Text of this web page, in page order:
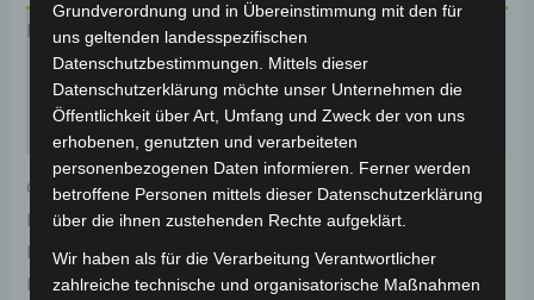
Beschreibung
Produktsicherheit
Original-Ersatzteil für den Elektro-Scooter VS2.
Hydraulische vordere bremse-set für optimale
Funktionalität und Haltbarkeit. Weitere
Informationen zum Fahrzeug findest du hier:Volta
Grundverordnung und in Übereinstimmung mit den für
uns geltenden landesspezifischen
Datenschutzbestimmungen. Mittels dieser
Datenschutzerklärung möchte unser Unternehmen die
Öffentlichkeit über Art, Umfang und Zweck der von uns
erhobenen, genutzten und verarbeiteten
personenbezogenen Daten informieren. Ferner werden
betroffene Personen mittels dieser Datenschutzerklärung
über die ihnen zustehenden Rechte aufgeklärt.
Wir haben als für die Verarbeitung Verantwortlicher
zahlreiche technische und organisatorische Maßnahmen